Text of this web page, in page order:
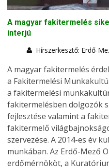
A magyar fakitermelés
interjú
Hírszerkesztő: Erdő-
A magyar fakitermelés
a Fakitermelési
a fakitermelési
fakitermelésben dolgozók
fejlesztése valamint a
fakitermelő
szervezése. A 2014-es év
munkában. Az Erdő-Mező
erdőmérnököt, a